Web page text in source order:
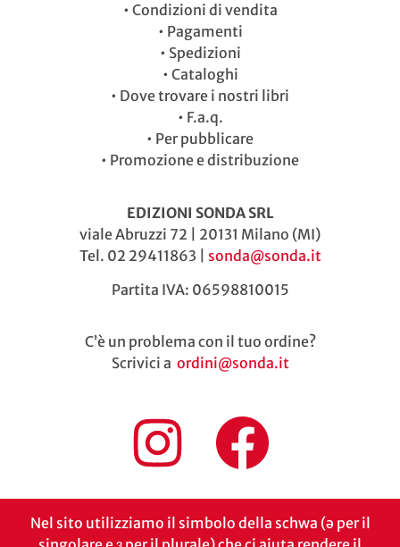
• Condizioni di vendita
• Pagamenti
• Spedizioni
• Cataloghi
• Dove trovare i nostri libri
• F.a.q.
• Per pubblicare
• Promozione e distribuzione
EDIZIONI SONDA SRL
viale Abruzzi 72 | 20131 Milano (MI)
Tel. 02 29411863 | sonda@sonda.it
Partita IVA: 06598810015
C’è un problema con il tuo ordine?
Scrivici a ordini@sonda.it
Nel sito utilizziamo il simbolo della schwa (ə per il